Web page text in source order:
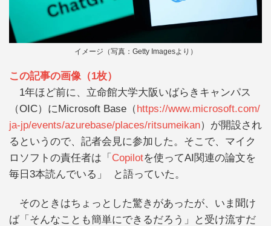
イメージ（写真：Getty Imagesより）
この記事の画像（1枚）
1年ほど前に、立命館大学大阪いばらきキャンパス
（OIC）にMicrosoft Base（https://www.microsoft.com/
ja-jp/events/azurebase/places/ritsumeikan）が開設され
るというので、記者会見に参加した。そこで、マイク
ロソフトの責任者は「 Copilotを使ってAI関連の論文を
毎日3本読んでいる」 と語っていた。
そのときはちょっとした驚きがあったが、いま聞け
ば「そんなことも簡単にできるだろう」と受け流すだ